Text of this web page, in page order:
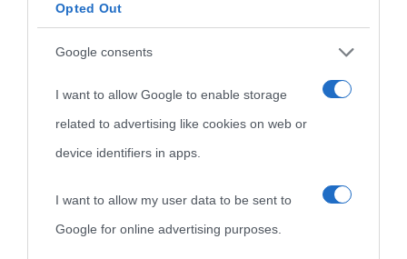
Opted Out
Google consents
I want to allow Google to enable storage
related to advertising like cookies on web or
device identifiers in apps.
I want to allow my user data to be sent to
Google for online advertising purposes.
Cultura
Cultura è un blog del sito Biografieonline © 2012-2025 •
come Affiliato Amazon il sito ricava commissioni sugli acquisti